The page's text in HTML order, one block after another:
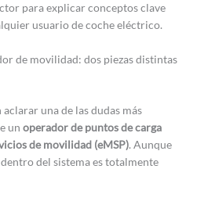
para explicar conceptos clave
usuario de coche eléctrico.
de movilidad: dos piezas distintas
una de las dudas más
un operador de puntos de carga
de movilidad (eMSP). Aunque
del sistema es totalmente